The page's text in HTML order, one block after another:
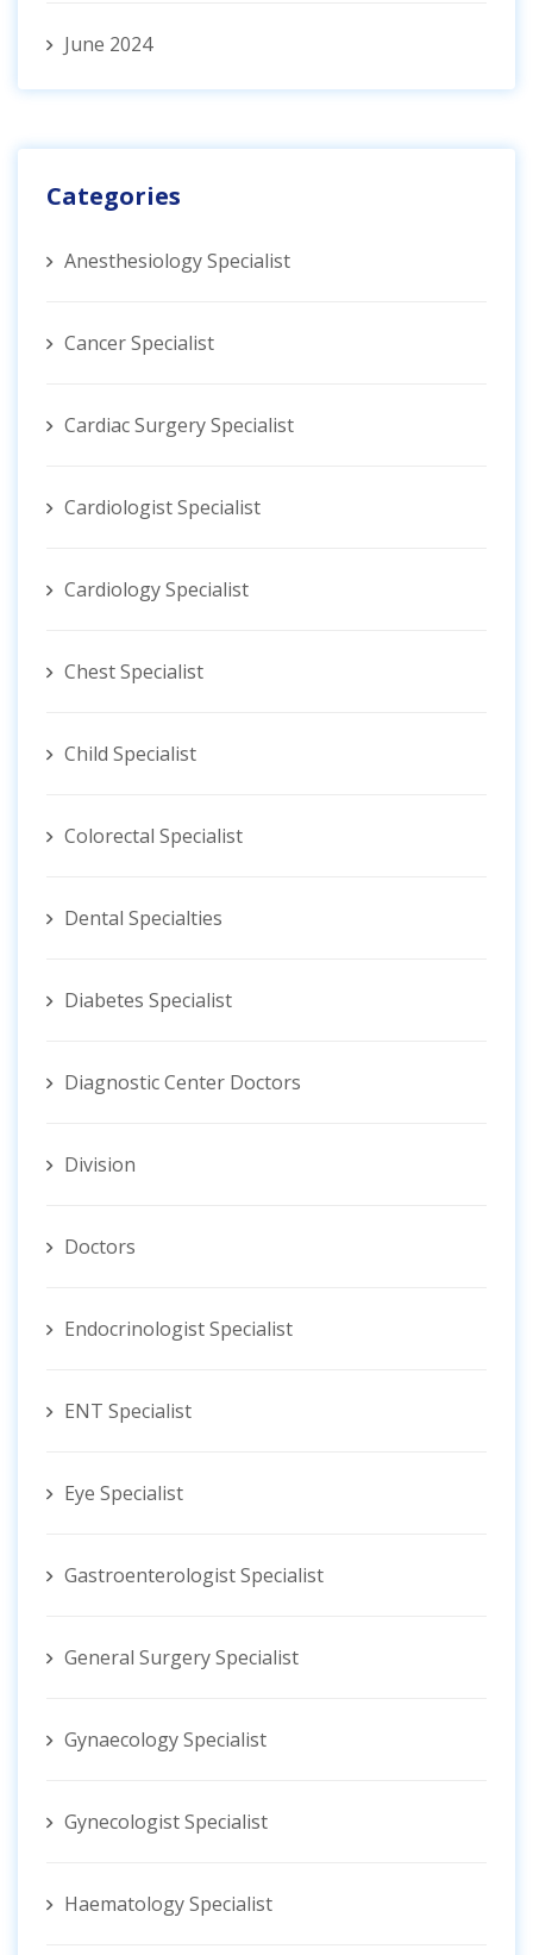
June 2024
Categories
Anesthesiology Specialist
Cancer Specialist
Cardiac Surgery Specialist
Cardiologist Specialist
Cardiology Specialist
Chest Specialist
Child Specialist
Colorectal Specialist
Dental Specialties
Diabetes Specialist
Diagnostic Center Doctors
Division
Doctors
Endocrinologist Specialist
ENT Specialist
Eye Specialist
Gastroenterologist Specialist
General Surgery Specialist
Gynaecology Specialist
Gynecologist ‍Specialist
Haematology Specialist